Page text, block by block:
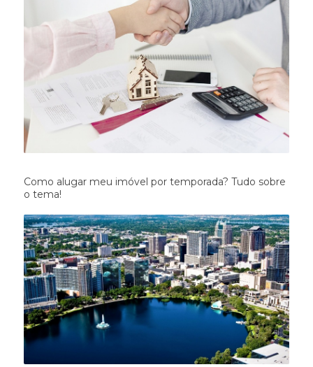
Como alugar meu imóvel por temporada? Tudo sobre
o tema!